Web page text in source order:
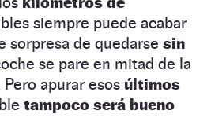
siempre puede acabar
sorpresa de quedarse sin
se pare en mitad de la
apurar esos últimos
tampoco será bueno